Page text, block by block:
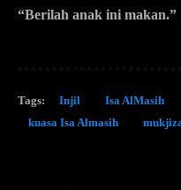
“Berilah anak ini makan.”
Tags: Injil Isa AlMasih
kuasa Isa Almasih